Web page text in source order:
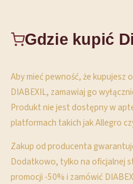
Gdzie kupić
Aby mieć pewność, że kupujesz
DIABEXIL, zamawiaj go
Produkt nie jest dostępny w
platformach takich jak Allegro
Zakup od producenta
Dodatkowo, tylko na oficjalnej
promocji -50% i zamówić